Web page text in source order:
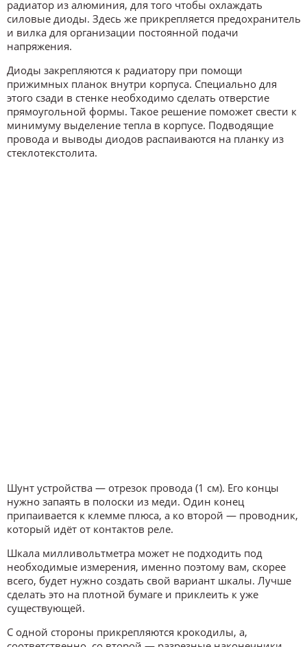
радиатор из алюминия, для того чтобы охлаждать
силовые диоды. Здесь же прикрепляется предохранитель
и вилка для организации постоянной подачи
напряжения.
Диоды закрепляются к радиатору при помощи
прижимных планок внутри корпуса. Специально для
этого сзади в стенке необходимо сделать отверстие
прямоугольной формы. Такое решение поможет свести к
минимуму выделение тепла в корпусе. Подводящие
провода и выводы диодов распаиваются на планку из
стеклотекстолита.
Шунт устройства — отрезок провода (1 см). Его концы
нужно запаять в полоски из меди. Один конец
припаивается к клемме плюса, а ко второй — проводник,
который идёт от контактов реле.
Шкала милливольтметра может не подходить под
необходимые измерения, именно поэтому вам, скорее
всего, будет нужно создать свой вариант шкалы. Лучше
сделать это на плотной бумаге и приклеить к уже
существующей.
С одной стороны прикрепляются крокодилы, а,